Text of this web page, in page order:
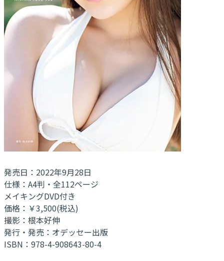
発売日：2022年9月28日
仕様：A4判・全112ページ
メイキングDVD付き
価格：￥3,500(税込)
撮影：根本好伸
発行・発売：オデッセー出版
ISBN：978-4-908643-80-4